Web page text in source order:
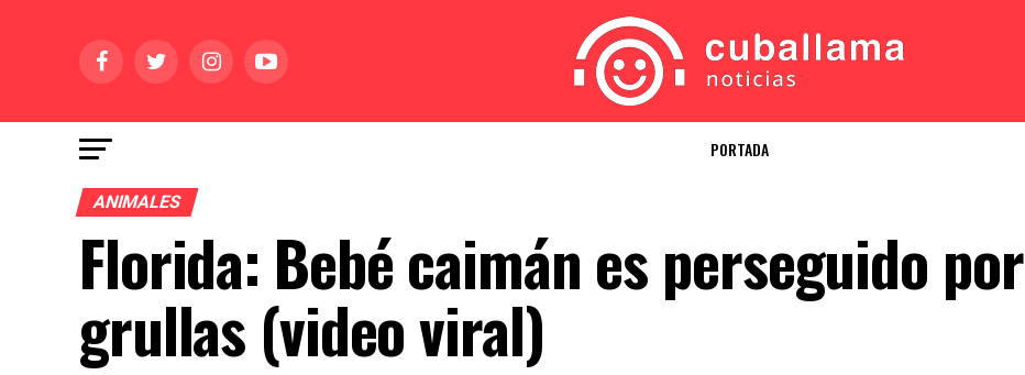
PORTADA
ANIMALES
Florida: Bebé caimán es perseguido por
grullas (video viral)